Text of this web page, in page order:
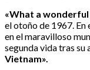
«What a
el otoño de 1967. En
en el maravilloso
segunda vida tras su
Vietnam».